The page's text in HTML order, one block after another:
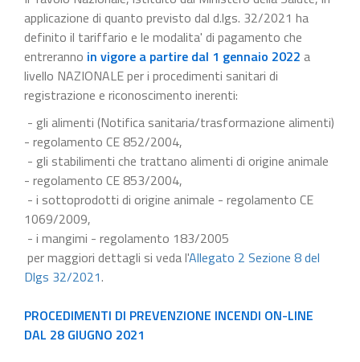
applicazione di quanto previsto dal d.lgs. 32/2021 ha
definito il tariffario e le modalita' di pagamento che
entreranno in vigore a partire dal 1 gennaio 2022 a
livello NAZIONALE per i procedimenti sanitari di
registrazione e riconoscimento inerenti:
- gli alimenti (Notifica sanitaria/trasformazione alimenti)
- regolamento CE 852/2004,
- gli stabilimenti che trattano alimenti di origine animale
- regolamento CE 853/2004,
- i sottoprodotti di origine animale - regolamento CE
1069/2009,
- i mangimi - regolamento 183/2005
per maggiori dettagli si veda l'Allegato 2 Sezione 8 del
Dlgs 32/2021.
PROCEDIMENTI DI PREVENZIONE INCENDI ON-LINE
DAL 28 GIUGNO 2021